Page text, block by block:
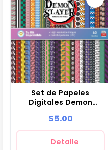
Set de Papeles
Digitales Demon
Fiestas y
Scrapbooking
$5.00
Detalle